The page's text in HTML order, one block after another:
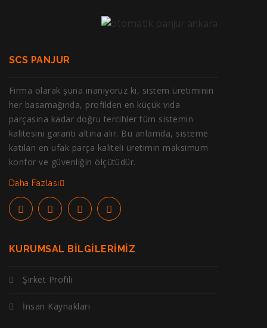
SCS PANJUR
Firma olarak şuna inanıyoruz ki, sistem üretiminin
her basamağında, profilden en küçük vida
parçasına kadar doğru tercihler tüm sistemin
kalitesini garanti altına alır. Bu anlamda, sisteme
katılan en ufak parça kaliteli üretimin maksimum
konfor ve güvenliğin ölçütüdür.
Daha Fazlası
KURUMSAL BILGILERIMIZ
Şirket Profili
İnsan Kaynakları